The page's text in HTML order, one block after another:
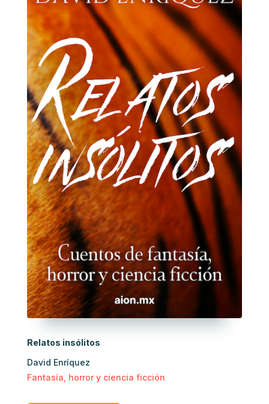
Relatos insólitos
David Enríquez
Fantasía, horror y ciencia ficción